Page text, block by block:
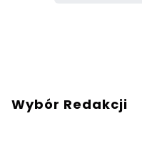
Wybór Redakcji